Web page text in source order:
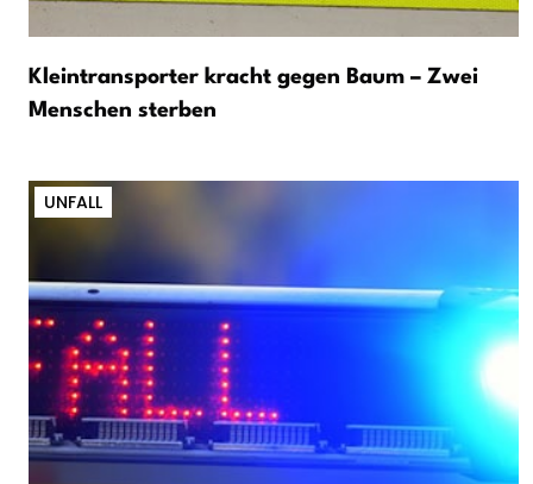
Kleintransporter kracht gegen Baum – Zwei
Menschen sterben
UNFALL